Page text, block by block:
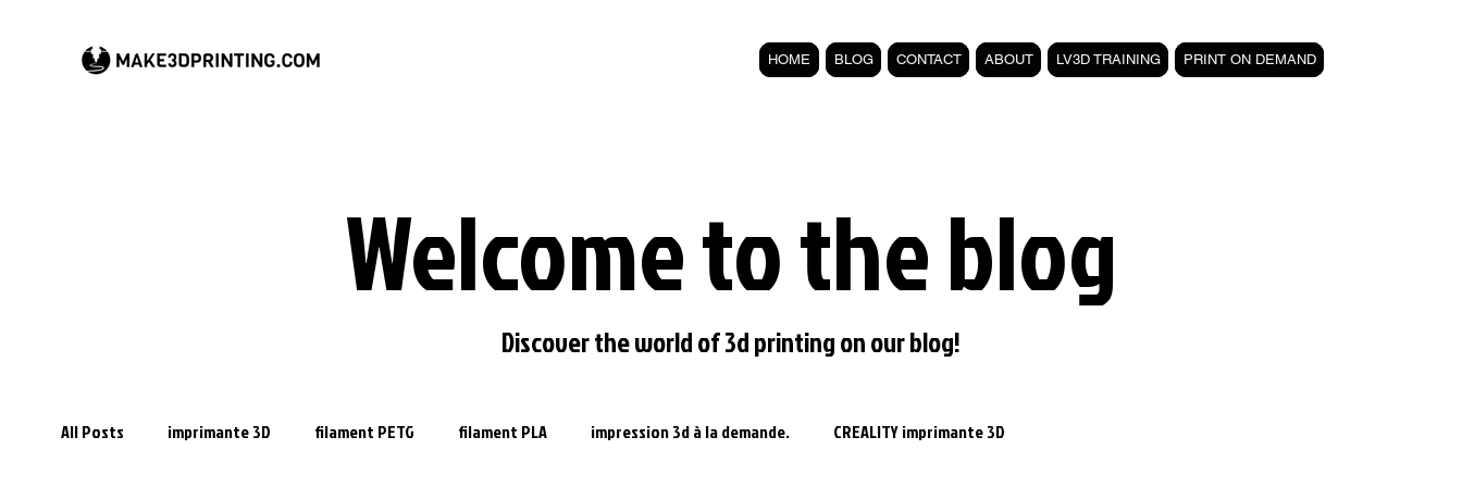
HOME BLOG CONTACT ABOUT LV3D TRAINING PRINT ON DEMAND
Welcome to the blog
Discover the world of 3d printing on our blog!
All Posts imprimante 3D filament PETG filament PLA impression 3d à la demande. CREALITY imprimante 3D